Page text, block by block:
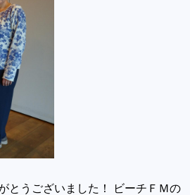
とうございました！ ビーチＦＭの